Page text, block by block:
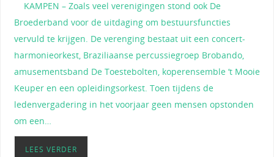
KAMPEN – Zoals veel verenigingen stond ook De
Broederband voor de uitdaging om bestuursfuncties
vervuld te krijgen. De verenging bestaat uit een concert-
harmonieorkest, Braziliaanse percussiegroep Brobando,
amusementsband De Toestebolten, koperensemble ‘t Mooie
Keuper en een opleidingsorkest. Toen tijdens de
ledenvergadering in het voorjaar geen mensen opstonden
om een…
LEES VERDER